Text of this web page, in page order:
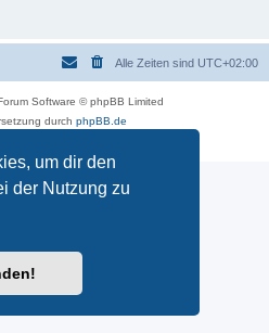
um dir den
der Nutzung zu
Alle Zeiten sind UTC+02:00
Software © phpBB Limited
durch phpBB.de